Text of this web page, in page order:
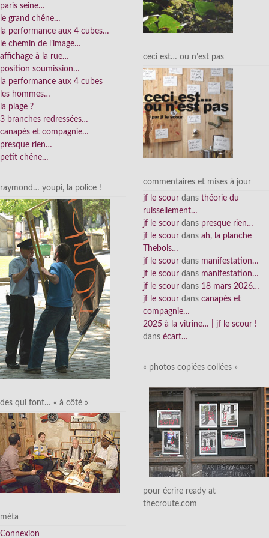
paris seine…
le grand chêne…
la performance aux 4 cubes…
le chemin de l’image…
affichage à la rue…
position soumission…
la performance aux 4 cubes
les hommes…
la plage ?
3 branches redressées…
canapés et compagnie…
presque rien…
petit chêne…
raymond… youpi, la police !
des qui font… « à côté »
méta
Connexion
ceci est… ou n’est pas
commentaires et mises à jour
jf le scour dans théorie du
ruissellement…
jf le scour dans presque rien…
jf le scour dans ah, la planche
Thebois…
jf le scour dans manifestation…
jf le scour dans manifestation…
jf le scour dans 18 mars 2026…
jf le scour dans canapés et
compagnie…
2025 à la vitrine… | jf le scour !
dans écart…
« photos copiées collées »
pour écrire ready at
thecroute.com